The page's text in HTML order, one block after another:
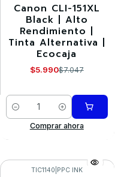
-15%
Canon CLI-151XL
Black | Alto
Rendimiento |
Tinta Alternativa |
Ecocaja
$5.990$7.047
Cantidad
Comprar ahora
TIC1140 PPC INK